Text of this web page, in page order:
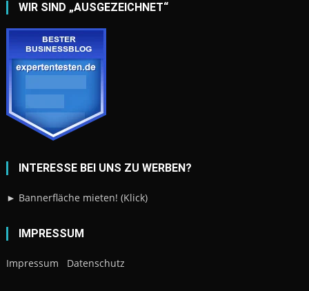
WIR SIND „AUSGEZEICHNET“
INTERESSE BEI UNS ZU WERBEN?
► Bannerfläche mieten! (Klick)
IMPRESSUM
Impressum Datenschutz